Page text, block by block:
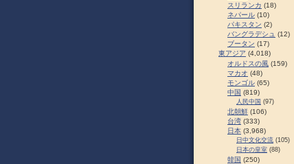
スリランカ (18)
ネパール (10)
パキスタン (2)
バングラデシュ (12)
ブータン (17)
東アジア (4,018)
オルドスの風 (159)
マカオ (48)
モンゴル (65)
中国 (819)
人民中国 (97)
北朝鮮 (106)
台湾 (333)
日本 (3,968)
日中文化交流 (105)
日本の皇室 (88)
韓国 (250)